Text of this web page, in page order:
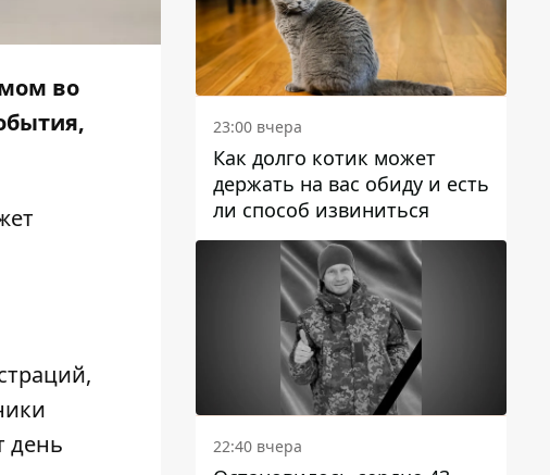
во
день
23:00 вчера
Как долго котик может
держать на вас обиду и есть
ли способ извиниться
22:40 вчера